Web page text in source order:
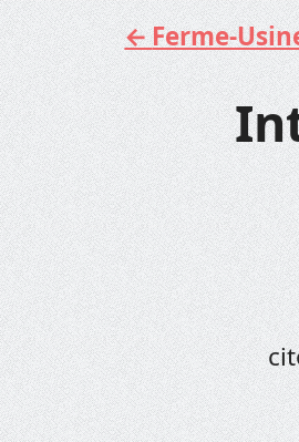
Aller
au
contenu
Ferme-